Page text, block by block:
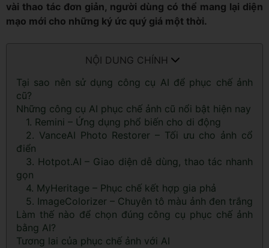
vài thao tác đơn giản, người dùng có thể mang lại diện
mạo mới cho những ký ức quý giá một thời.
NỘI DUNG CHÍNH
Tại sao nên sử dụng công cụ AI để phục chế ảnh
cũ?
Những công cụ AI phục chế ảnh cũ nổi bật hiện nay
1. Remini – Ứng dụng phổ biến cho di động
2. VanceAI Photo Restorer – Tối ưu cho ảnh cổ
điển
3. Hotpot.AI – Giao diện dễ dùng, thao tác nhanh
gọn
4. MyHeritage – Phục chế kết hợp gia phả
5. ImageColorizer – Chuyên tô màu ảnh đen trắng
Làm thế nào để chọn đúng công cụ phục chế ảnh
bằng AI?
Tương lai của phục chế ảnh với AI